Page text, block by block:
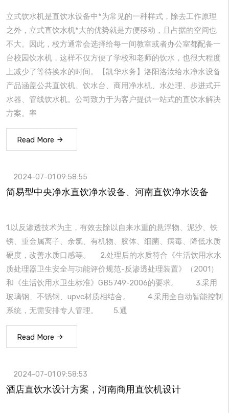
立式饮水机是直饮水设备中*为常见的一种样式，除去工作原理
之外，立式直饮水机*大的优势就是方便移动，且占据的空间也
不大。因此，校方通常会选择给每一间教室或者办公室都配备一
台校园饮水机，这样不仅方便了学校和老师的饮水，也很大程度
上减少了等待换水的时间。【凯华水务】洛阳洛汝给水净水设备
产品涵盖公共直饮机、饮水台、商用净水机、水处理、步进式开
水器、管线饮水机。公司致力于为客户提供一站式的直饮水解决
方案。率
Read More
2024-07-01 09:58:55
简易型中央净水直饮净水设备、河南直饮净水设备
1.以反渗透技术为主，有效去除以自来水重的悬浮物、泥沙、铁
锈、重金属离子、余氯、有机物、胶体、细菌、病毒、降低水质
硬度，改善水质口感等。 2.处理后的水质符合《生活饮用水水
质处理器卫生安全与功能评价规范-反渗透处理装置》（2001）
和《生活饮用水卫生标准》GB5749-2006的要求。 3.采用
玻璃钢、不锈钢、upvc材质相结合。 4.采用全自动智能控制
系统，无需安排专人管理。 5.通
Read More
2024-07-01 09:58:53
酒店直饮水设计方案，河南商用直饮机设计